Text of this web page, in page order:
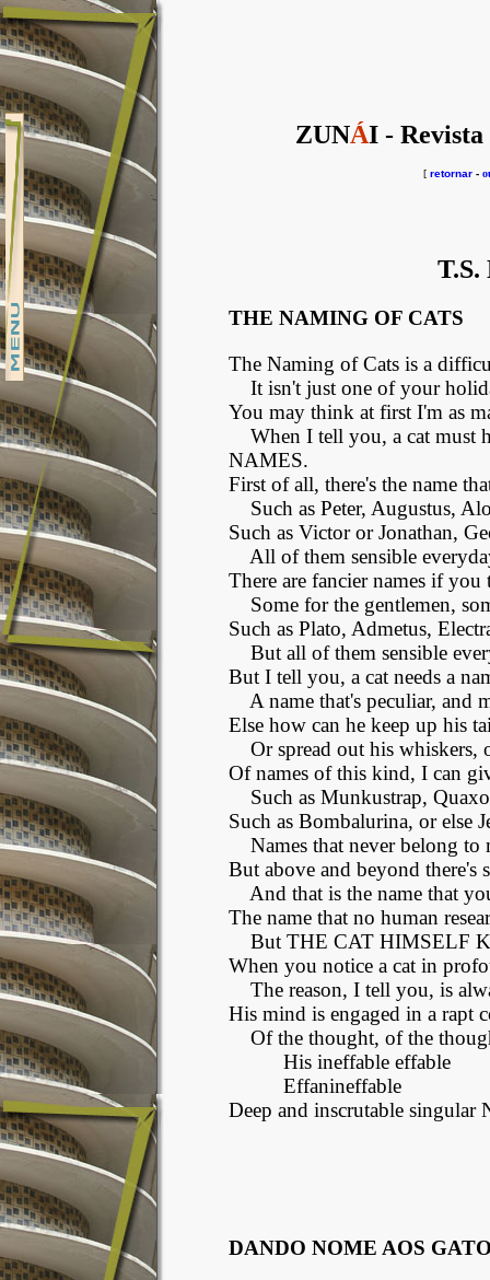
ZUNÁI - Revista
[ retornar -
THE NAMING OF CATS
The Naming of Cats is a
It isn't just one of your
You may think at first I'm as
When I tell you, a cat must
NAMES.
First of all, there's the name
Such as Peter, Augustus,
Such as Victor or Jonathan,
All of them sensible
There are fancier names if
Some for the gentlemen,
Such as Plato, Admetus,
But all of them sensible
But I tell you, a cat needs a
A name that's peculiar, and
Else how can he keep up his
Or spread out his whiskers,
Of names of this kind, I can
Such as Munkustrap,
Such as Bombalurina, or else
Names that never belong to
But above and beyond there's
And that is the name that
The name that no human
But THE CAT HIMSELF
When you notice a cat in
The reason, I tell you, is
His mind is engaged in a rapt
Of the thought, of the
His ineffable effable
Effanineffable
Deep and inscrutable singular
DANDO NOME AOS